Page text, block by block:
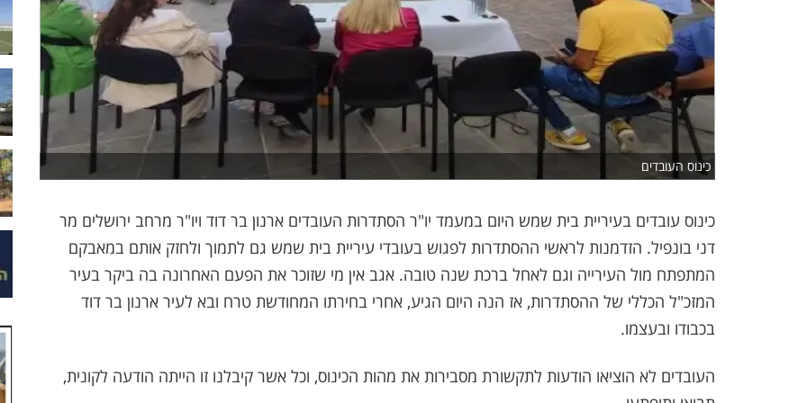
כינוס העובדים
כינוס עובדים בעיריית בית שמש היום במעמד יו"ר הסתדרות העובדים ארנון בר דוד ויו"ר מרחב ירושלים מר
דני בונפיל. הזדמנות לראשי ההסתדרות לפגוש בעובדי עיריית בית שמש גם לתמוך ולחזק אותם במאבקם
המתפתח מול העירייה וגם לאחל ברכת שנה טובה. אגב אין מי שזוכר את הפעם האחרונה בה ביקר בעיר
המזכ"ל הכללי של ההסתדרות, אז הנה היום הגיע, אחרי בחירתו המחודשת טרח ובא לעיר ארנון בר דוד
בכבודו ובעצמו.
העובדים לא הוציאו הודעות לתקשורת מסבירות את מהות הכינוס, וכל אשר קיבלנו זו הייתה הודעה לקונית,